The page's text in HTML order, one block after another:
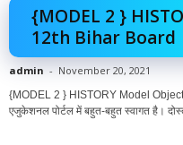
{MODEL 2 }
12th Bihar Board
admin - November 20, 2021
{MODEL 2 } HISTORY Model
एजुकेशनल पोर्टल में बहुत-बहुत स्वागत है।